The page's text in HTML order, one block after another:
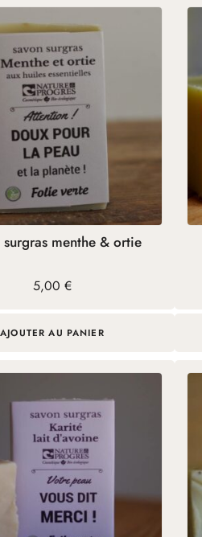
surgras menthe & ortie
5,00 €
AJOUTER AU PANIER